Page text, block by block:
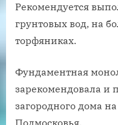
Рекомендуется
грунтовых вод, на
торфяниках.
Фундаментная
зарекомендовала и
загородного дома